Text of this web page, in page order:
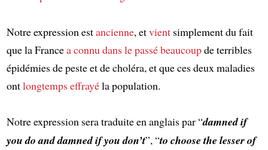
Notre expression estancienne, etvientsimplement du fait
que la Francea connu dans le passébeaucoupde terribles
épidémies de peste et de choléra, et que ces deux maladies
ontlongtempseffrayéla population.
Notre expression sera traduite en anglais par “damned if
you do and damned if you don’t”, “to choose the lesser of